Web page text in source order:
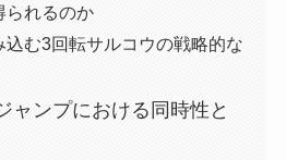
られるのか
込む3回転サルコウの戦略的な
ャンプにおける同時性と